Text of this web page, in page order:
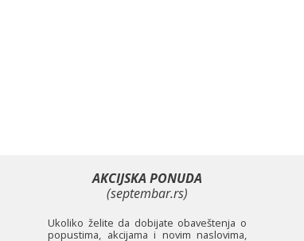
AKCIJSKA PONUDA
(septembar.rs)
Ukoliko želite da dobijate obaveštenja o
popustima, akcijama i novim naslovima,